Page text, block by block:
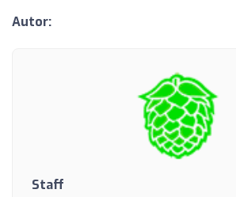
Autor:
Staff